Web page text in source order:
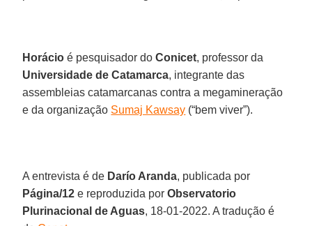
Horácio é pesquisador doConicet, professor da
Universidade de Catamarca, integrante das
assembleias catamarcanas contra a megamineração
e da organização Sumaj Kawsay (“bem viver”).
A entrevista é de Darío Aranda, publicada por
Página/12 e reproduzida porObservatorio
Plurinacional de Aguas, 18-01-2022. A tradução é